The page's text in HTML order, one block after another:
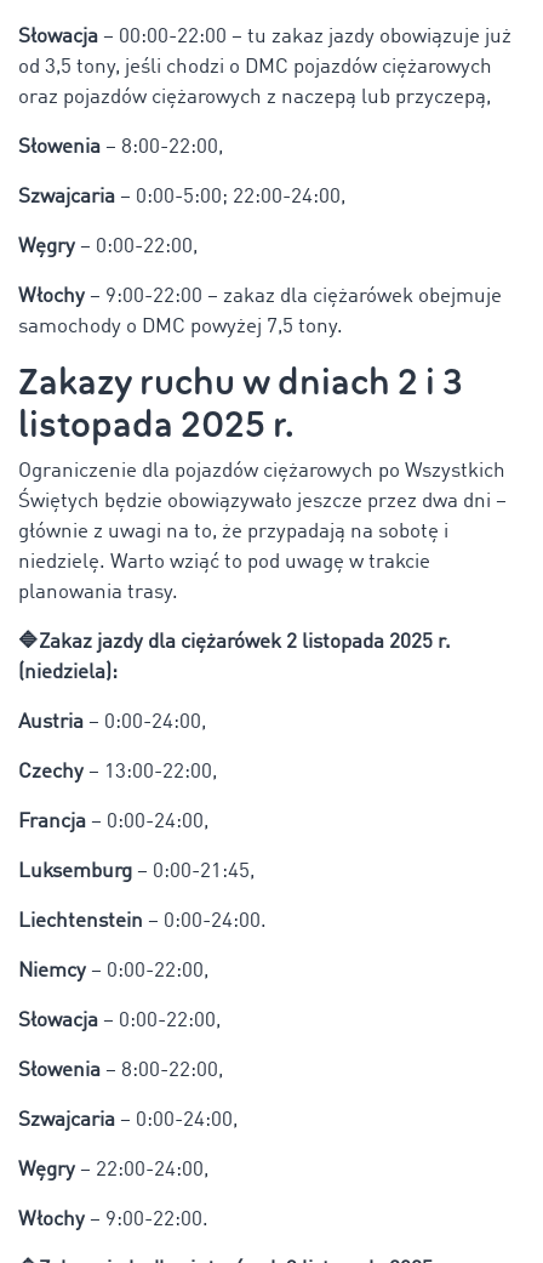
Słowacja – 00:00-22:00 – tu zakaz jazdy obowiązuje już
od 3,5 tony, jeśli chodzi o DMC pojazdów ciężarowych
oraz pojazdów ciężarowych z naczepą lub przyczepą,
Słowenia – 8:00-22:00,
Szwajcaria – 0:00-5:00; 22:00-24:00,
Węgry – 0:00-22:00,
Włochy – 9:00-22:00 – zakaz dla ciężarówek obejmuje
samochody o DMC powyżej 7,5 tony.
Zakazy ruchu w dniach 2 i 3
listopada 2025 r.
Ograniczenie dla pojazdów ciężarowych po Wszystkich
Świętych będzie obowiązywało jeszcze przez dwa dni –
głównie z uwagi na to, że przypadają na sobotę i
niedzielę. Warto wziąć to pod uwagę w trakcie
planowania trasy.
🔷Zakaz jazdy dla ciężarówek 2 listopada 2025 r.
(niedziela):
Austria – 0:00-24:00,
Czechy – 13:00-22:00,
Francja – 0:00-24:00,
Luksemburg – 0:00-21:45,
Liechtenstein – 0:00-24:00.
Niemcy – 0:00-22:00,
Słowacja – 0:00-22:00,
Słowenia – 8:00-22:00,
Szwajcaria – 0:00-24:00,
Węgry – 22:00-24:00,
Włochy – 9:00-22:00.